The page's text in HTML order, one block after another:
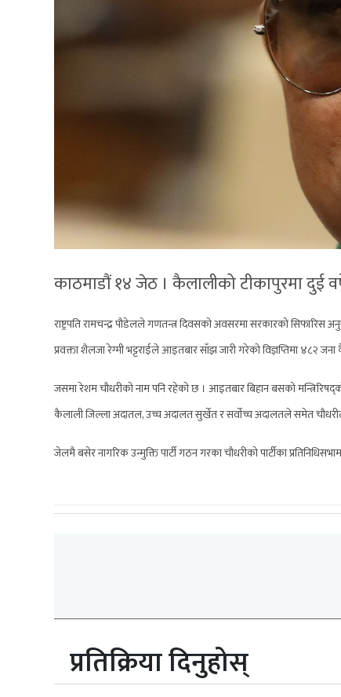
काठमाडौं १४ जेठ । कैलालीको टीकापुरमा दुई
राष्ट्रपति रामचन्द्र पौडेलले गणतन्त्र दिवसको अवसरमा सरकारको सिफारिस
प्रवक्ता शैलजा रेग्मी भट्टराईले आइतबार साँझ जारी गरेको विज्ञप्तिमा ४८२
जसमा रेशम चौधरीको नाम पनि रहेको छ । आइतबार बिहान बसको
कैलाली जिल्ला अदातल, उच्च अदालत सुर्खेत र सर्वाेच्च अदालतले समेत
जेलमै बसेर नागरिक उन्मुक्ति पार्टी गठन गरका चौधरीको पार्टीका
प्रतिक्रिया दिनुहोस्